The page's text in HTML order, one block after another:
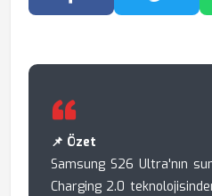
Facebook'ta
📌 Özet
Samsung S26 Ultra'nın
Charging 2.0